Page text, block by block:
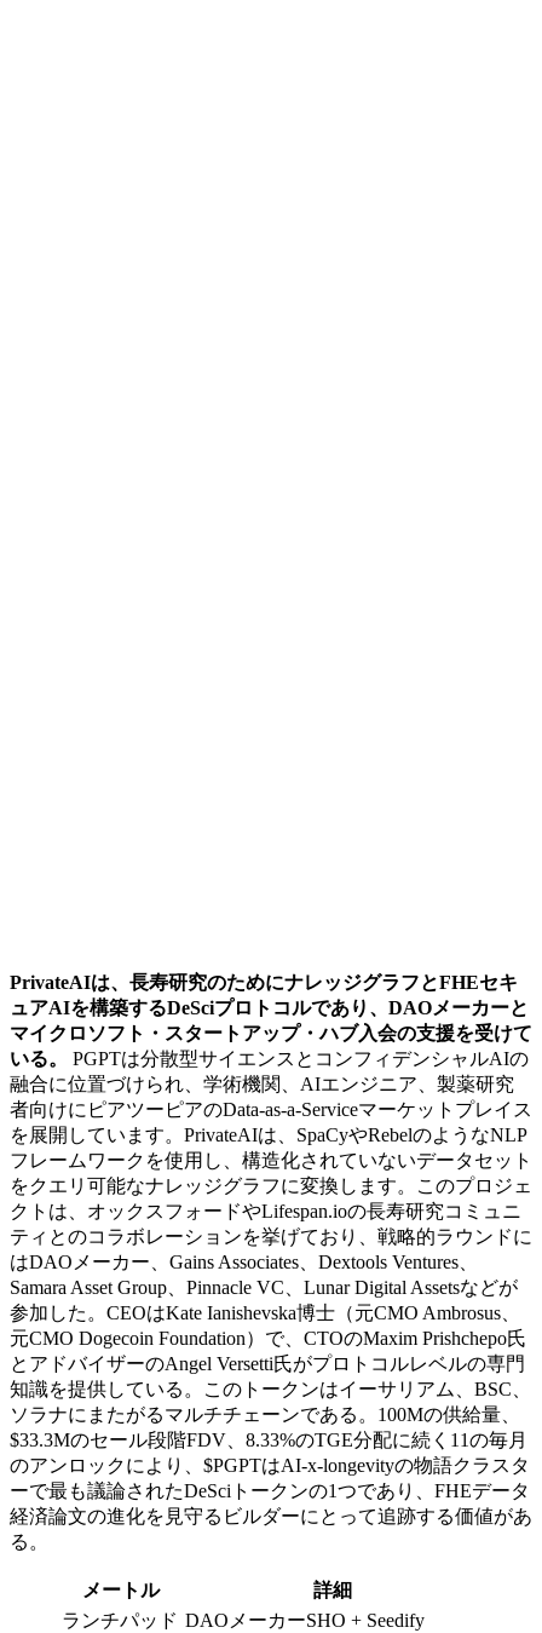
PrivateAIは、長寿研究のためにナレッジグラフとFHEセキ
ュアAIを構築するDeSciプロトコルであり、DAOメーカーと
マイクロソフト・スタートアップ・ハブ入会の支援を受けて
いる。
PGPTは分散型サイエンスとコンフィデンシャルAIの
融合に位置づけられ、学術機関、AIエンジニア、製薬研究
者向けにピアツーピアのData-as-a-Serviceマーケットプレイス
を展開しています。PrivateAIは、SpaCyやRebelのようなNLP
フレームワークを使用し、構造化されていないデータセット
をクエリ可能なナレッジグラフに変換します。このプロジェ
クトは、オックスフォードやLifespan.ioの長寿研究コミュニ
ティとのコラボレーションを挙げており、戦略的ラウンドに
はDAOメーカー、Gains Associates、Dextools Ventures、
Samara Asset Group、Pinnacle VC、Lunar Digital Assetsなどが
参加した。CEOはKate Ianishevska博士（元CMO Ambrosus、
元CMO Dogecoin Foundation）で、CTOのMaxim Prishchepo氏
とアドバイザーのAngel Versetti氏がプロトコルレベルの専門
知識を提供している。このトークンはイーサリアム、BSC、
ソラナにまたがるマルチチェーンである。100Mの供給量、
$33.3Mのセール段階FDV、8.33%のTGE分配に続く11の毎月
のアンロックにより、$PGPTはAI-x-longevityの物語クラスタ
ーで最も議論されたDeSciトークンの1つであり、FHEデータ
経済論文の進化を見守るビルダーにとって追跡する価値があ
る。
メートル
詳細
ランチパッド DAOメーカーSHO + Seedify